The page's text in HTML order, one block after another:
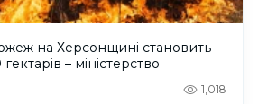
на Херсонщині становить
– міністерство
1,018